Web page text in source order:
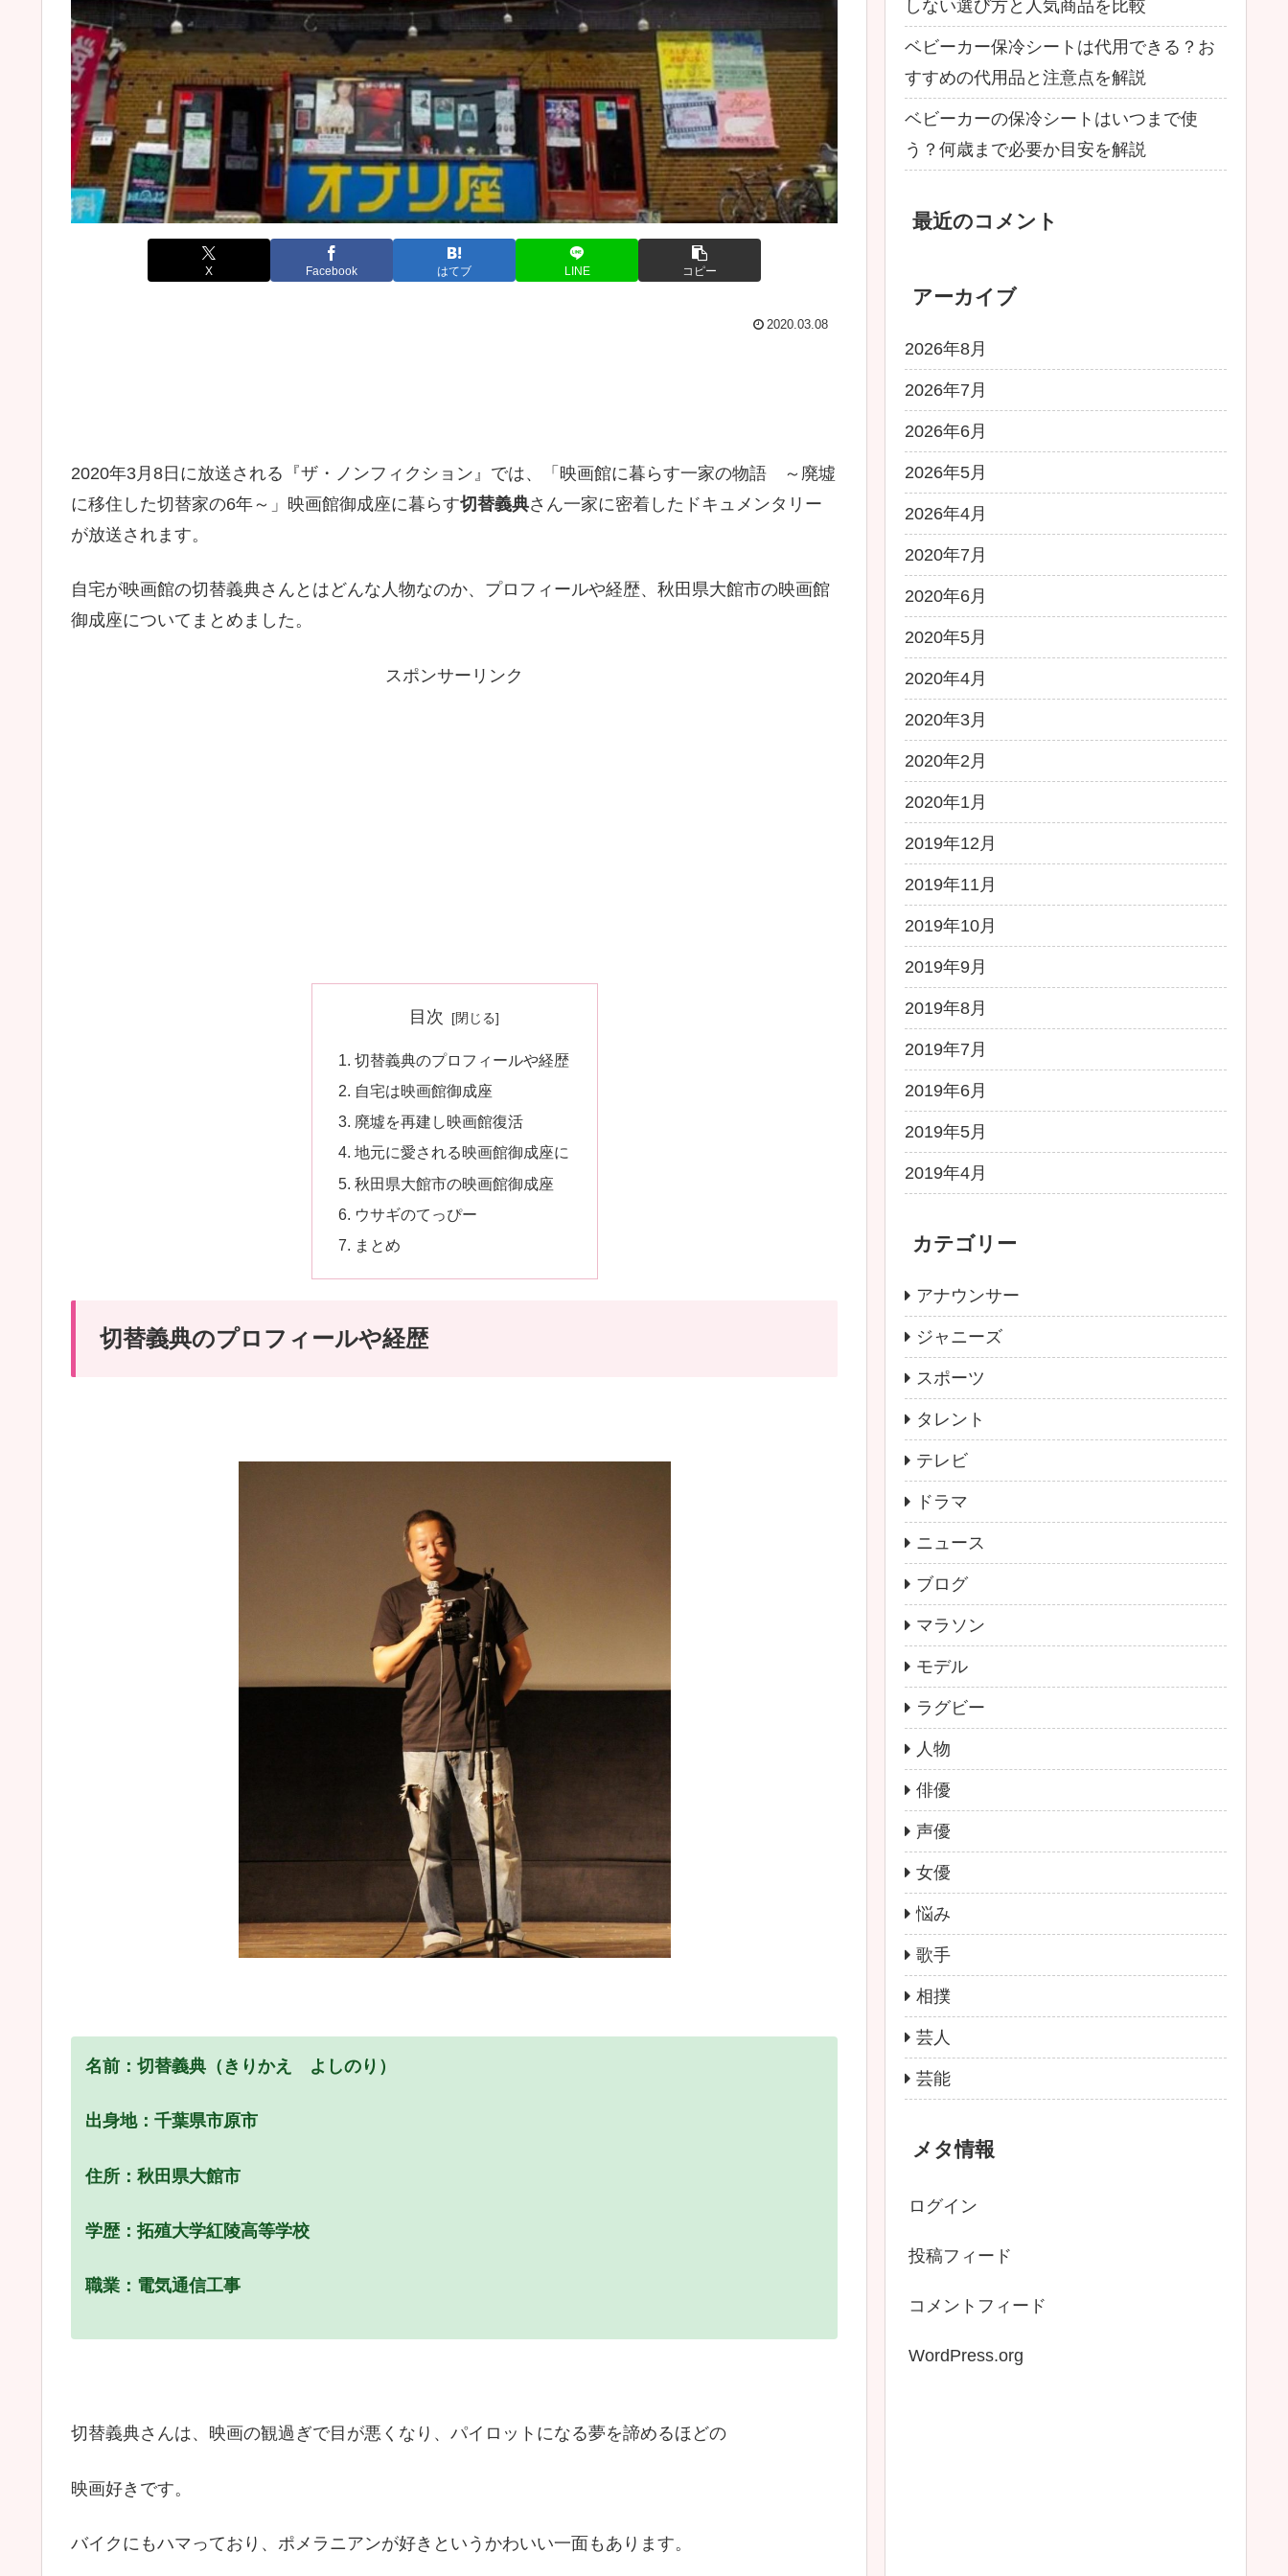
X Facebook はてブ LINE コピー
2020.03.08
2020年3月8日に放送される『ザ・ノンフィクション』では、「映画館に暮らす一家の物語 ～廃墟
に移住した切替家の6年～」映画館御成座に暮らす切替義典さん一家に密着したドキュメンタリー
が放送されます。
自宅が映画館の切替義典さんとはどんな人物なのか、プロフィールや経歴、秋田県大館市の映画館
御成座についてまとめました。
スポンサーリンク
目次
切替義典のプロフィールや経歴
自宅は映画館御成座
廃墟を再建し映画館復活
地元に愛される映画館御成座に
秋田県大館市の映画館御成座
ウサギのてっぴー
まとめ
切替義典のプロフィールや経歴
名前：切替義典（きりかえ よしのり）
出身地：千葉県市原市
住所：秋田県大館市
学歴：拓殖大学紅陵高等学校
職業：電気通信工事
切替義典さんは、映画の観過ぎで目が悪くなり、パイロットになる夢を諦めるほどの
映画好きです。
バイクにもハマっており、ポメラニアンが好きというかわいい一面もあります。
しない選び方と人気商品を比較
ベビーカー保冷シートは代用できる？お
すすめの代用品と注意点を解説
ベビーカーの保冷シートはいつまで使
う？何歳まで必要か目安を解説
最近のコメント
アーカイブ
2026年8月
2026年7月
2026年6月
2026年5月
2026年4月
2020年7月
2020年6月
2020年5月
2020年4月
2020年3月
2020年2月
2020年1月
2019年12月
2019年11月
2019年10月
2019年9月
2019年8月
2019年7月
2019年6月
2019年5月
2019年4月
カテゴリー
アナウンサー
ジャニーズ
スポーツ
タレント
テレビ
ドラマ
ニュース
ブログ
マラソン
モデル
ラグビー
人物
俳優
声優
女優
悩み
歌手
相撲
芸人
芸能
メタ情報
ログイン
投稿フィード
コメントフィード
WordPress.org